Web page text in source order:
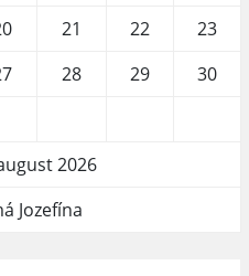
21 22
23
28 29
30
2026
Jozefína